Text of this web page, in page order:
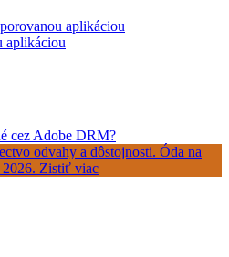
aplikáciou
aplikáciou
cez Adobe DRM?